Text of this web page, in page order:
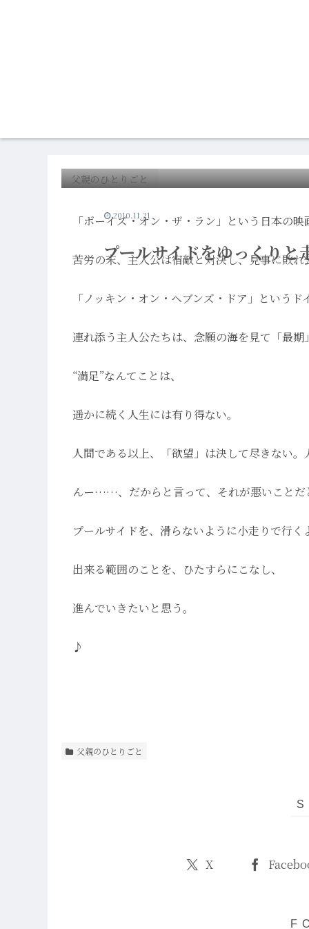
プールサイドをゆっくり
父親のひとりごと
2010.11.21
「ボーイズ・オン・ザ・ラン」という日本の映
苦労の末、主人公は宿敵と対決し、見事に敗れ
「ノッキン・オン・ヘブンズ・ドア」というド
連れ添う主人公たちは、念願の海を見て「最期
“満足”なんてことは、
遥かに続く人生には有り得ない。
人間である以上、「欲望」は決して尽きない
んー……、だからと言って、それが悪いことだ
プールサイドを、滑らないように小走りで行く
出来る範囲のことを、ひたすらにこなし、
進んでいきたいと思う。
♪
父親のひとりごと
X